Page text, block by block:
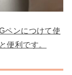
ペンにつけて使
便利です。